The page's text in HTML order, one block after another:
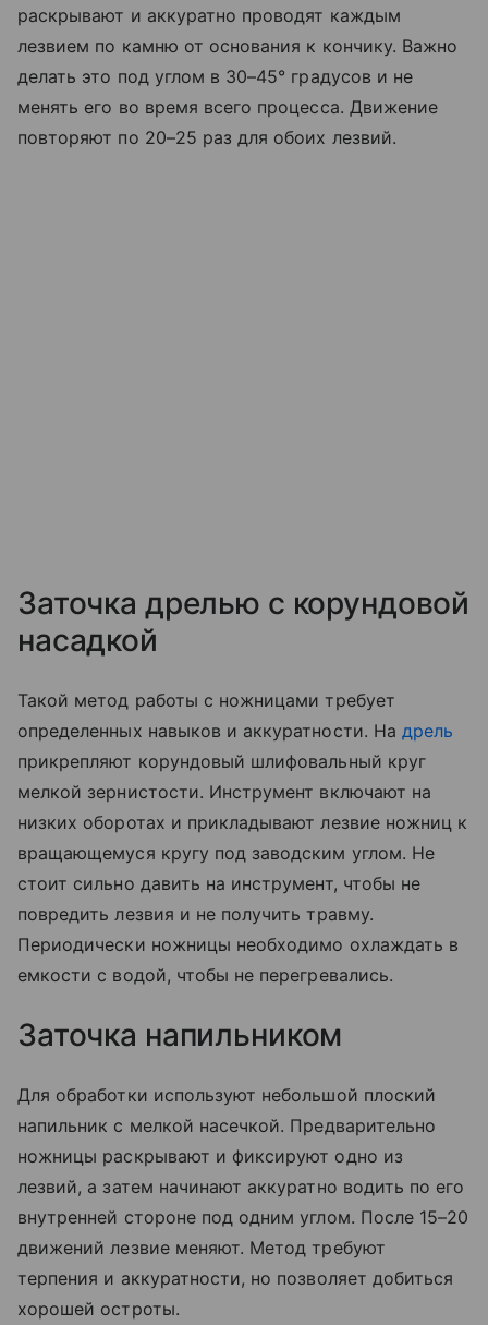
раскрывают и аккуратно проводят каждым
лезвием по камню от основания к кончику. Важно
делать это под углом в 30–45° градусов и не
менять его во время всего процесса. Движение
повторяют по 20–25 раз для обоих лезвий.
Заточка дрелью с корундовой
насадкой
Такой метод работы с ножницами требует
определенных навыков и аккуратности. На дрель
прикрепляют корундовый шлифовальный круг
мелкой зернистости. Инструмент включают на
низких оборотах и прикладывают лезвие ножниц к
вращающемуся кругу под заводским углом. Не
стоит сильно давить на инструмент, чтобы не
повредить лезвия и не получить травму.
Периодически ножницы необходимо охлаждать в
емкости с водой, чтобы не перегревались.
Заточка напильником
Для обработки используют небольшой плоский
напильник с мелкой насечкой. Предварительно
ножницы раскрывают и фиксируют одно из
лезвий, а затем начинают аккуратно водить по его
внутренней стороне под одним углом. После 15–20
движений лезвие меняют. Метод требуют
терпения и аккуратности, но позволяет добиться
хорошей остроты.